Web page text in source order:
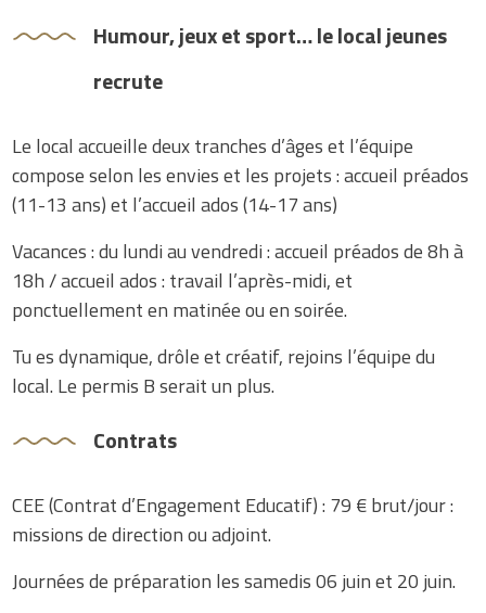
Humour, jeux et sport… le local jeunes
recrute
Le local accueille deux tranches d’âges et l’équipe
compose selon les envies et les projets : accueil préados
(11-13 ans) et l’accueil ados (14-17 ans)
Vacances : du lundi au vendredi : accueil préados de 8h à
18h / accueil ados : travail l’après-midi, et
ponctuellement en matinée ou en soirée.
Tu es dynamique, drôle et créatif, rejoins l’équipe du
local. Le permis B serait un plus.
Contrats
CEE (Contrat d’Engagement Educatif) : 79 € brut/jour :
missions de direction ou adjoint.
Journées de préparation les samedis 06 juin et 20 juin.